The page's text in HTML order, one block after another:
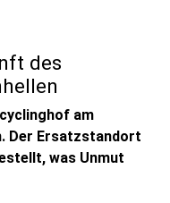
des
am
Der Ersatzstandort
was Unmut